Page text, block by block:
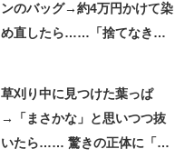
ンのバッグ→約4万円かけて染
め直したら……「捨てなきゃ
草刈り中に見つけた葉っぱ
→「まさかな」と思いつつ抜
いたら…… 驚きの正体に「お